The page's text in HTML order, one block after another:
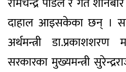
दाहाल आइसकेका छन् ।
अर्थमन्त्री
सरकारका मुख्यमन्त्री